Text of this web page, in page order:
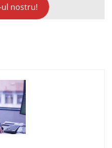
nostru!